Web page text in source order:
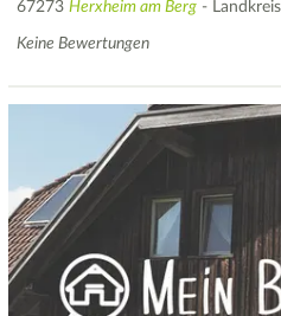
67273 Herxheim am Berg -
Keine Bewertungen